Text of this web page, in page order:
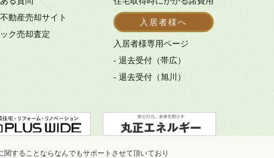
動産売却サイト
ク売却査定
入居者様へ
入居者様専用ページ
- 退去受付（帯広）
- 退去受付（旭川）
することならなんでもサポートさせて頂いており